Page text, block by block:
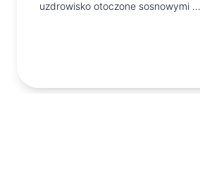
uzdrowisko otoczone sosnowymi …